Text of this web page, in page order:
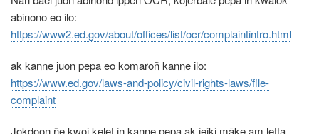
abinono eo ilo:
https://www2.ed.gov/about/offices/list/ocr/complaintintro.html
ak kanne juon pepa eo komaroñ kanne ilo:
https://www.ed.gov/laws-and-policy/civil-rights-laws/file-
complaint
Jokdoon ñe kwoj kelet in kanne pepa ak jeiki māke am letta,